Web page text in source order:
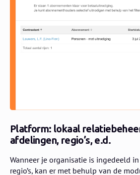
Platform: lokaal
afdelingen, regio’s, e.d.
Wanneer je organisatie is ingedeeld
regio’s, kan er met behulp van de